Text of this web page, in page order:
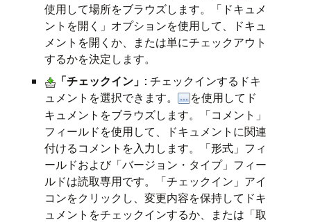
使用して場所をブラウズします。「ドキュメ
ントを開く」オプションを使用して、ドキュ
メントを開くか、または単にチェックアウト
するかを決定します。
「チェックイン」 : チェックインするドキ
ュメントを選択できます。
を使用してド
キュメントをブラウズします。「コメント」
フィールドを使用して、ドキュメントに関連
付けるコメントを入力します。「形式」フィ
ールドおよび「バージョン・タイプ」フィー
ルドは読取専用です。「チェックイン」アイ
コンをクリックし、変更内容を保持してドキ
ュメントをチェックインするか、または「取